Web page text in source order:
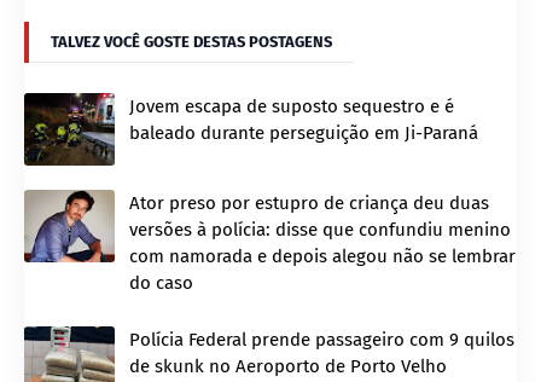
TALVEZ VOCÊ GOSTE DESTAS POSTAGENS
Jovem escapa de suposto sequestro e é
baleado durante perseguição em Ji-Paraná
Ator preso por estupro de criança deu duas
versões à polícia: disse que confundiu menino
com namorada e depois alegou não se lembrar
do caso
Polícia Federal prende passageiro com 9 quilos
de skunk no Aeroporto de Porto Velho